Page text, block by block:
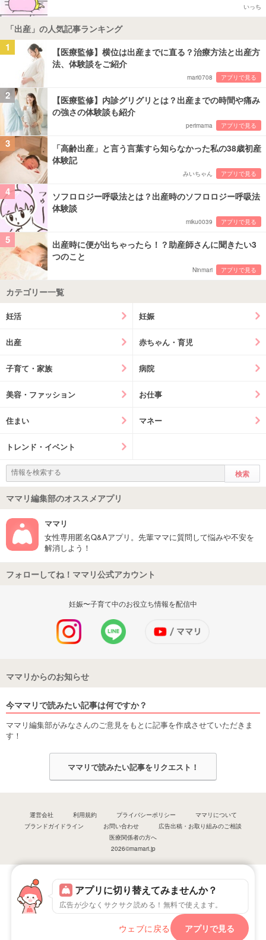
アプリに切り替えてみませんか？
広告が少なくサクサク読める！無料で使えます。
ウェブに戻る アプリで見る
いっち
「出産」の人気記事ランキング
1
【医療監修】横位は出産までに直る？治療方法と出産方
法、体験談をご紹介
mari0708 アプリで見る
2
【医療監修】内診グリグリとは？出産までの時間や痛み
の強さの体験談も紹介
perimama アプリで見る
3
「高齢出産」と言う言葉すら知らなかった私の38歳初産
体験記
みいちゃん アプリで見る
4
ソフロロジー呼吸法とは？出産時のソフロロジー呼吸法
体験談
miku0039 アプリで見る
5
出産時に便が出ちゃったら！？助産師さんに聞きたい3
つのこと
Ninmari アプリで見る
カテゴリー一覧
妊活 妊娠
出産 赤ちゃん・育児
子育て・家族 病院
美容・ファッション お仕事
住まい マネー
トレンド・イベント
ママリ編集部のオススメアプリ
ママリ
女性専用匿名Q&Aアプリ。先輩ママに質問して悩みや不安を
解消しよう！
フォローしてね！ママリ公式アカウント
妊娠〜子育て中のお役立ち情報を配信中
ママリからのお知らせ
今ママリで読みたい記事は何ですか？
ママリ編集部がみなさんのご意見をもとに記事を作成させていただきま
す！
ママリで読みたい記事をリクエスト！
運営会社 利用規約 プライバシーポリシー
ママリについて
ブランドガイドライン
お問い合わせ
広告出稿・お取り組みのご相談
医療関係者の方へ
2026©mamari.jp